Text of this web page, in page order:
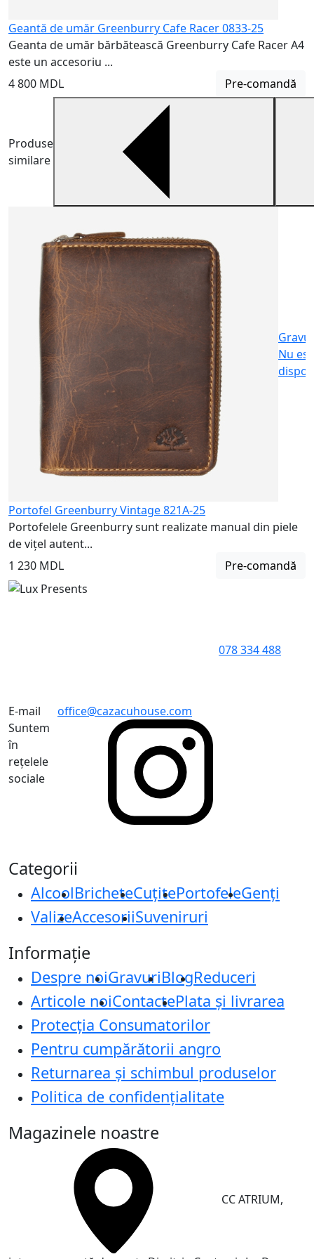
Geantă de umăr Greenburry Cafe Racer 0833-25
Geanta de umăr bărbătească Greenburry Cafe Racer A4
este un accesoriu ...
4 800 MDL
Pre-comandă
Produse
similare
Nu
Portofel Greenburry Vintage 821A-25
Portofelele Greenburry sunt realizate manual din piele
de vițel autent...
1 230 MDL
Pre-comandă
078 334 488
E-mail
office@cazacuhouse.com
Suntem
în
rețelele
sociale
Categorii
AlcoolBricheteCuțitePortofeleGenți
ValizeAccesoriiSuveniruri
Informație
Despre noiGravuriBlogReduceri
Articole noiContactePlata și livrarea
Protecţia Consumatorilor
Pentru cumpărătorii angro
Returnarea și schimbul produselor
Politica de confidențialitate
Magazinele noastre
CC ATRIUM,